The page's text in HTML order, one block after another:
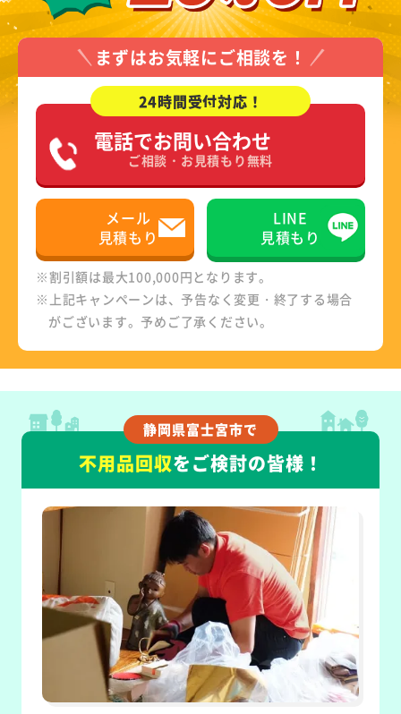
まずはお気軽にご相談を！
24時間受付対応！
ご相談・お見積もり無料
電話でお問い合わせ
メール
見積もり
LINE
見積もり
※割引額は最大100,000円となります。
※上記キャンペーンは、予告なく変更・終了する場合
がございます。予めご了承ください。
静岡県富士宮市で
不用品回収をご検討の皆様！